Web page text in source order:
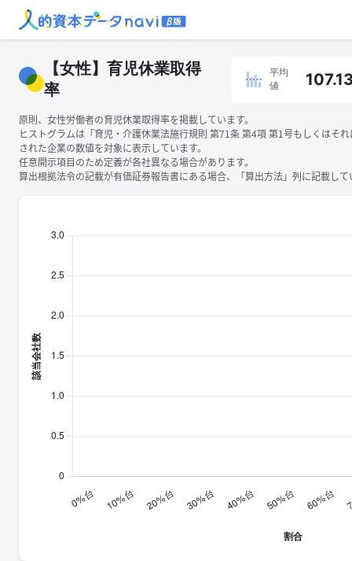
【女性】育児休業取得
率
平均
値
原則、女性労働者の育児休業取得率を掲載しています。
ヒストグラムは「育児・介護休業法施行規則 第71条 第4項 第1号もしくはそ
された企業の数値を対象に表示しています。
任意開示項目のため定義が各社異なる場合があります。
算出根拠法令の記載が有価証券報告書にある場合、「算出方法」列に記載し